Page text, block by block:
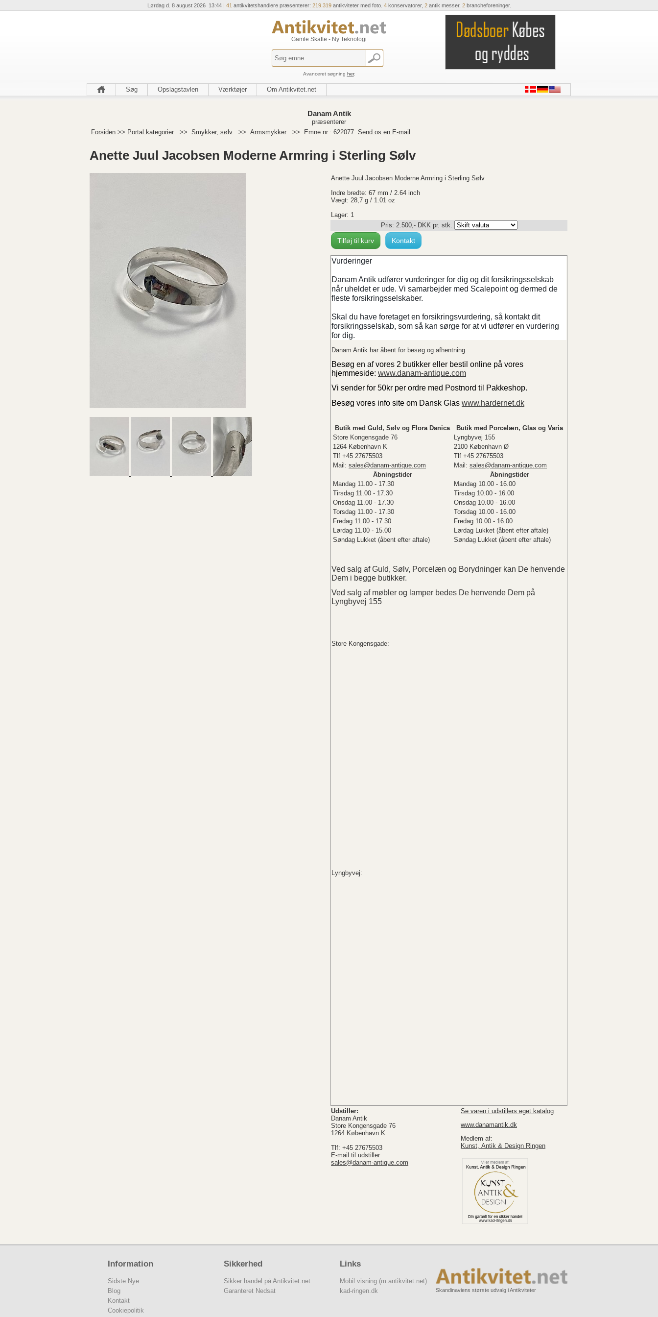
Lørdag d. 8 august 2026 13:44 | 41 antikvitetshandlere præsenterer: 219.319antikviteter med foto. 4konservatorer, 2antik messer, 2brancheforeninger.
Gamle Skatte - Ny Teknologi
Avanceret søgning her.
Søg Opslagstavlen Værktøjer Om Antikvitet.net
Danam Antik
præsenterer
Forsiden >> Portal kategorier >> Smykker, sølv >> Armsmykker >> Emne nr.: 622077 Send os en E-mail
Anette Juul Jacobsen Moderne Armring i Sterling Sølv
Anette Juul Jacobsen Moderne Armring i Sterling Sølv
Indre bredte: 67 mm / 2.64 inch
Vægt: 28,7 g / 1.01 oz
Lager: 1
Pris: 2.500,- DKKpr. stk.
Tilføj til kurv Kontakt
Vurderinger
Danam Antik udfører vurderinger for dig og dit forsikringsselskab
når uheldet er ude. Vi samarbejder med Scalepoint og dermed de
fleste forsikringsselskaber.
Skal du have foretaget en forsikringsvurdering, så kontakt dit
forsikringsselskab, som så kan sørge for at vi udfører en vurdering
for dig.
Danam Antik har åbent for besøg og afhentning
Besøg en af vores 2 butikker eller bestil online på vores
hjemmeside: www.danam-antique.com
Vi sender for 50kr per ordre med Postnord til Pakkeshop.
Besøg vores info site om Dansk Glas www.hardernet.dk
Butik med Guld, Sølv og Flora Danica
Butik med Porcelæn, Glas og Varia
Store Kongensgade 76
Lyngbyvej 155
1264 København K
2100 København Ø
Tlf +45 27675503
Tlf +45 27675503
Mail: sales@danam-antique.com Mail: sales@danam-antique.com
Åbningstider
Åbningstider
Mandag 11.00 - 17.30
Mandag 10.00 - 16.00
Tirsdag 11.00 - 17.30
Tirsdag 10.00 - 16.00
Onsdag 11.00 - 17.30
Onsdag 10.00 - 16.00
Torsdag 11.00 - 17.30
Torsdag 10.00 - 16.00
Fredag 11.00 - 17.30
Fredag 10.00 - 16.00
Lørdag 11.00 - 15.00
Lørdag Lukket (åbent efter aftale)
Søndag Lukket (åbent efter aftale)
Søndag Lukket (åbent efter aftale)
Ved salg af Guld, Sølv, Porcelæn og Borydninger kan De henvende
Dem i begge butikker.
Ved salg af møbler og lamper bedes De henvende Dem på
Lyngbyvej 155
Store Kongensgade:
Lyngbyvej:
Udstiller:
Danam Antik
Store Kongensgade 76
1264 København K
Tlf: +45 27675503
E-mail til udstiller
sales@danam-antique.com
Se varen i udstillers eget katalog
www.danamantik.dk
Medlem af:
Kunst, Antik & Design Ringen
Information
Sidste Nye
Blog
Kontakt
Cookiepolitik
Sikkerhed
Sikker handel på Antikvitet.net
Garanteret Nedsat
Links
Mobil visning (m.antikvitet.net)
kad-ringen.dk
Skandinaviens største udvalg i Antikviteter